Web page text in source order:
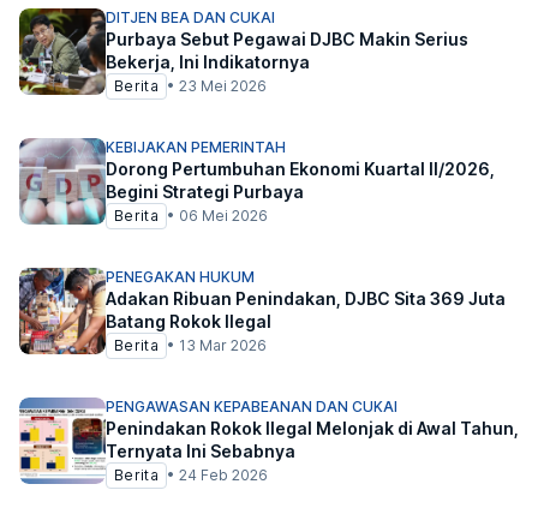
DITJEN BEA DAN CUKAI
Purbaya Sebut Pegawai DJBC Makin Serius
Bekerja, Ini Indikatornya
Berita • 23 Mei 2026
KEBIJAKAN PEMERINTAH
Dorong Pertumbuhan Ekonomi Kuartal II/2026,
Begini Strategi Purbaya
Berita • 06 Mei 2026
PENEGAKAN HUKUM
Adakan Ribuan Penindakan, DJBC Sita 369 Juta
Batang Rokok Ilegal
Berita • 13 Mar 2026
PENGAWASAN KEPABEANAN DAN CUKAI
Penindakan Rokok Ilegal Melonjak di Awal Tahun,
Ternyata Ini Sebabnya
Berita • 24 Feb 2026